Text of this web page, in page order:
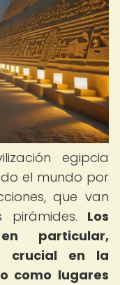
egipcia
el mundo por
que van
Los
particular,
crucial en la
como lugares